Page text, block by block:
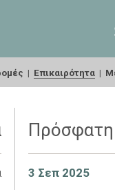
| Επικαιρότητα |
Πρόσφατη
3 Σεπ 2025